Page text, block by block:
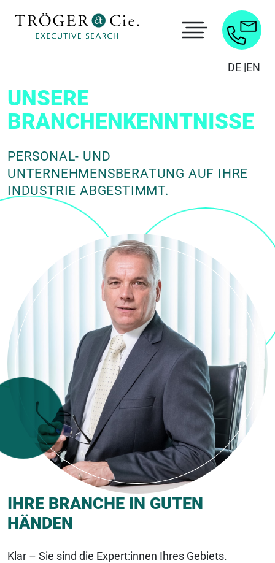
DE |EN
UNSERE
BRANCHENKENNTNISSE
PERSONAL- UND
UNTERNEHMENSBERATUNG AUF IHRE
INDUSTRIE ABGESTIMMT.
IHRE BRANCHE IN GUTEN
HÄNDEN
Klar – Sie sind die Expert:innen Ihres Gebiets.